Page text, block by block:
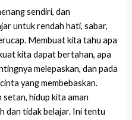
sendiri, dan
untuk rendah hati, sabar,
Membuat kita tahu apa
kita dapat bertahan, apa
melepaskan, dan pada
yang membebaskan.
setan, hidup kita aman
dan tidak belajar. Ini tentu